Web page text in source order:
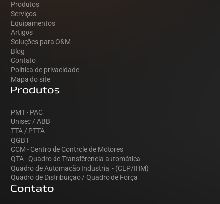
Produtos
Serviços
Equipamentos
Artigos
Soluções para O&M
Blog
Contato
Política de privacidade
Mapa do site
Produtos
PMT - PAC
Unisec / ABB
TTA / PTTA
QGBT
CCM - Centro de Controle de Motores
QTA - Quadro de Transfêrencia automática
Quadro de Automação Industrial - (CLP/IHM)
Quadro de Distribuição / Quadro de Força
Contato